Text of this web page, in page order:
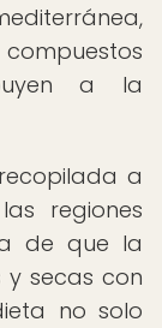
a la
a
regiones
de que la
secas con
no solo